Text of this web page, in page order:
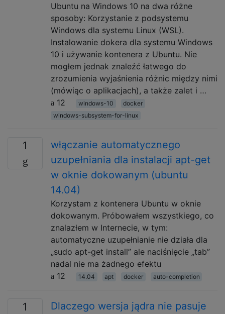
Ubuntu na Windows 10 na dwa różne
sposoby: Korzystanie z podsystemu
Windows dla systemu Linux (WSL).
Instalowanie dokera dla systemu Windows
10 i używanie kontenera z Ubuntu. Nie
mogłem jednak znaleźć łatwego do
zrozumienia wyjaśnienia różnic między nimi
(mówiąc o aplikacjach), a także zalet i …
12
windows-10
docker
windows-subsystem-for-linux
1
włączanie automatycznego
uzupełniania dla instalacji apt-get
w oknie dokowanym (ubuntu
14.04)
Korzystam z kontenera Ubuntu w oknie
dokowanym. Próbowałem wszystkiego, co
znalazłem w Internecie, w tym:
automatyczne uzupełnianie nie działa dla
„sudo apt-get install” ale naciśnięcie „tab”
nadal nie ma żadnego efektu
12
14.04 apt docker auto-completion
1
Dlaczego wersja jądra nie pasuje